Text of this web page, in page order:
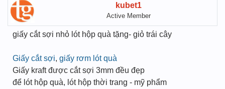
kubet1
Active Member
giấy cắt sợi nhỏ lót hộp quà tặng- giỏ trái cây
Giấy cắt sợi, giấy rơm lót quà
Giấy kraft được cắt sợi 3mm đều đẹp
để lót hộp quà, lót hộp thời trang - mỹ phẩm